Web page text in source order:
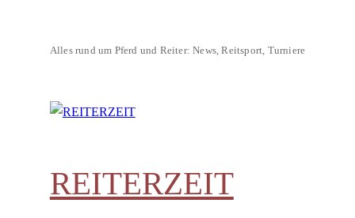
Alles rund um Pferd und Reiter: News, Reitsport, Turniere
REITERZEIT